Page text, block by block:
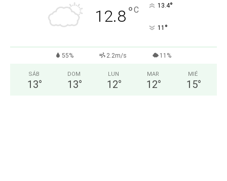
12.8°C 13.4°
11 °
55% 2.2m/s 11%
SÁB
13°
DOM
13°
LUN
12°
MAR
12°
MIÉ
15°